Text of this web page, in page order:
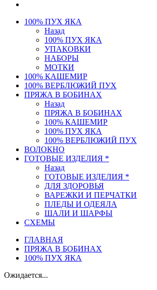
100% ПУХ ЯКА
Назад
100% ПУХ ЯКА
УПАКОВКИ
НАБОРЫ
МОТКИ
100% КАШЕМИР
100% ВЕРБЛЮЖИЙ ПУХ
ПРЯЖА В БОБИНАХ
Назад
ПРЯЖА В БОБИНАХ
100% КАШЕМИР
100% ПУХ ЯКА
100% ВЕРБЛЮЖИЙ ПУХ
ВОЛОКНО
ГОТОВЫЕ ИЗДЕЛИЯ *
Назад
ГОТОВЫЕ ИЗДЕЛИЯ *
ДЛЯ ЗДОРОВЬЯ
ВАРЕЖКИ И ПЕРЧАТКИ
ПЛЕДЫ И ОДЕЯЛА
ШАЛИ И ШАРФЫ
СХЕМЫ
ГЛАВНАЯ
ПРЯЖА В БОБИНАХ
100% ПУХ ЯКА
Ожидается...